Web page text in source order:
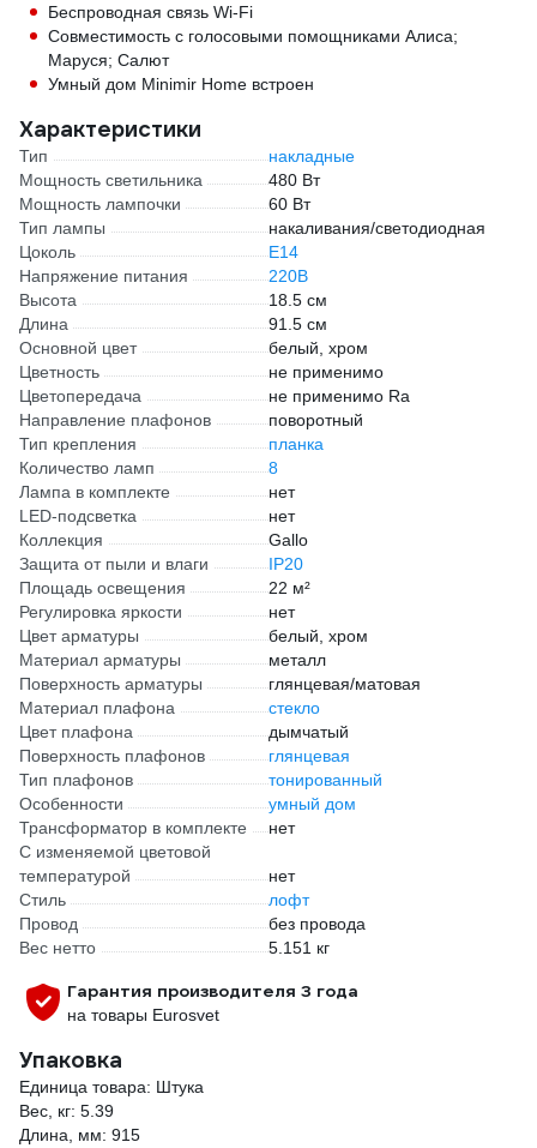
Беспроводная связь Wi-Fi
Совместимость с голосовыми помощниками Алиса;
Маруся; Салют
Умный дом Minimir Home встроен
Характеристики
Тип
накладные
Мощность светильника
480 Вт
Мощность лампочки
60 Вт
Тип лампы
накаливания/светодиодная
Цоколь
E14
Напряжение питания
220В
Высота
18.5 см
Длина
91.5 см
Основной цвет
белый, хром
Цветность
не применимо
Цветопередача
не применимо Ra
Направление плафонов
поворотный
Тип крепления
планка
Количество ламп
8
Лампа в комплекте
нет
LED-подсветка
нет
Коллекция
Gallo
Защита от пыли и влаги
IP20
Площадь освещения
22 м²
Регулировка яркости
нет
Цвет арматуры
белый, хром
Материал арматуры
металл
Поверхность арматуры
глянцевая/матовая
Материал плафона
стекло
Цвет плафона
дымчатый
Поверхность плафонов
глянцевая
Тип плафонов
тонированный
Особенности
умный дом
Трансформатор в комплекте
нет
С изменяемой цветовой
температурой
нет
Стиль
лофт
Провод
без провода
Вес нетто
5.151 кг
Гарантия производителя 3 года
на товары Eurosvet
Упаковка
Единица товара: Штука
Вес, кг: 5.39
Длина, мм: 915